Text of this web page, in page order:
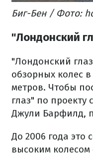
Биг-Бен / Фото:
"Лондонский
"Лондонский
обзорных колес
метров. Чтобы
глаз" по проекту
Джули Барфилд,
До 2006 года
высоким